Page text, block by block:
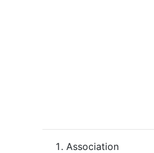
Association